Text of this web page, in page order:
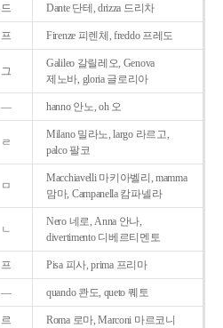
드 Dante 단테, drizza 드리차
프 Firenze 피렌체, freddo 프레도
그
Galileo 갈릴레오, Genova
제노바, gloria 글로리아
― hanno 안노, oh 오
ㄹ
Milano 밀라노, largo 라르고,
palco 팔코
ㅁ
Macchiavelli 마키아벨리, mamma
맘마, Campanella 캄파넬라
ㄴ
Nero 네로, Anna 안나,
divertimento 디베르티멘토
프 Pisa 피사, prima 프리마
― quando 콴도, queto 퀘토
르 Roma 로마, Marconi 마르코니